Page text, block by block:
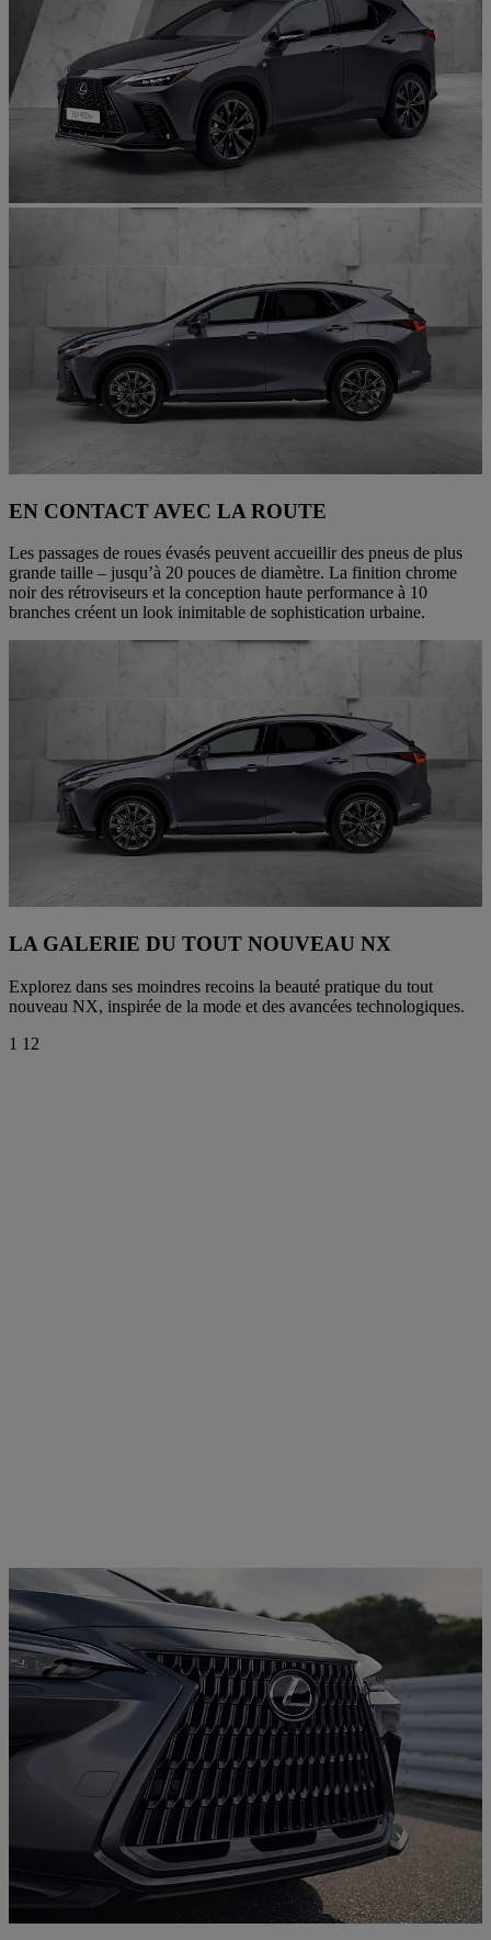
EN CONTACT AVEC LA ROUTE
Les passages de roues évasés peuvent accueillir des pneus de plus
grande taille – jusqu’à 20 pouces de diamètre. La finition chrome
noir des rétroviseurs et la conception haute performance à 10
branches créent un look inimitable de sophistication urbaine.
LA GALERIE DU TOUT NOUVEAU NX
Explorez dans ses moindres recoins la beauté pratique du tout
nouveau NX, inspirée de la mode et des avancées technologiques.
1 12